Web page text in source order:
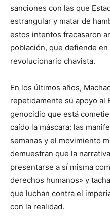
sanciones con las que
estrangular y matar de
estos intentos fracasaron
población, que defiende
revolucionario chavista.
En los últimos años,
repetidamente su apoyo al
genocidio que está
caído la máscara: las
semanas y el movimiento
demuestran que la
presentarse a sí misma
derechos humanos» y
que luchan contra el
con la realidad.